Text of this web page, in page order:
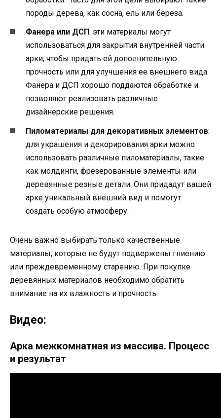
породы дерева, как сосна, ель или береза.
Фанера или ДСП: эти материалы могут
использоваться для закрытия внутренней части
арки, чтобы придать ей дополнительную
прочность или для улучшения ее внешнего вида.
Фанера и ДСП хорошо поддаются обработке и
позволяют реализовать различные
дизайнерские решения.
Пиломатериалы для декоративных элементов:
для украшения и декорирования арки можно
использовать различные пиломатериалы, такие
как молдинги, фрезерованные элементы или
деревянные резные детали. Они придадут вашей
арке уникальный внешний вид и помогут
создать особую атмосферу.
Очень важно выбирать только качественные
материалы, которые не будут подвержены гниению
или преждевременному старению. При покупке
деревянных материалов необходимо обратить
внимание на их влажность и прочность.
Видео:
Арка межкомнатная из массива. Процесс
и результат